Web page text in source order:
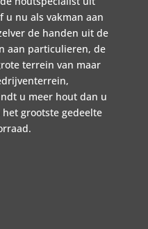
u nu als vakman aan
de handen uit de
aan particulieren, de
terrein van maar
u meer hout dan u
grootste gedeelte